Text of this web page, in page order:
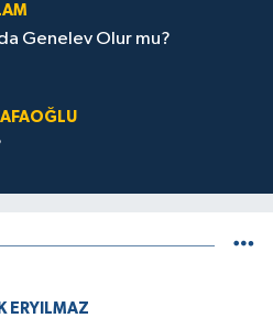
Genelev Olur mu?
ERYILMAZ